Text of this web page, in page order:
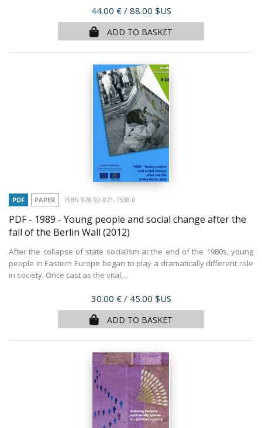
Price
44.00 € / 88.00 $US
ADD TO BASKET
PDF PAPER ISBN 978-92-871-7538-0
PDF - 1989 - Young people and social change after the
fall of the Berlin Wall (2012)
After the collapse of state socialism at the end of the 1980s, young
people in Eastern Europe began to play a dramatically different role
in society. Once cast as the vital,...
Price
30.00 € / 45.00 $US
ADD TO BASKET